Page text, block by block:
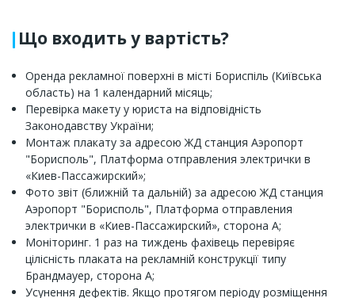
Що входить у вартість?
Оренда рекламної поверхні в місті Бориспіль (Київська
область) на 1 календарний місяць;
Перевірка макету у юриста на відповідність
Законодавству України;
Монтаж плакату за адресою ЖД станция Аэропорт
"Борисполь", Платформа отправления электрички в
«Киев-Пассажирский»;
Фото звіт (ближній та дальній) за адресою ЖД станция
Аэропорт "Борисполь", Платформа отправления
электрички в «Киев-Пассажирский», сторона A;
Моніторинг. 1 раз на тиждень фахівець перевіряє
цілісність плаката на рекламній конструкції типу
Брандмауер, сторона A;
Усунення дефектів. Якщо протягом періоду розміщення